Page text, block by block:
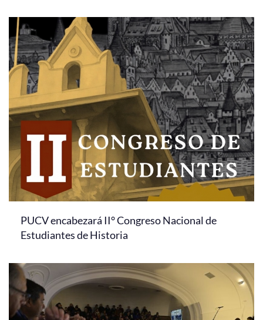
PUCV encabezará II° Congreso Nacional de
Estudiantes de Historia